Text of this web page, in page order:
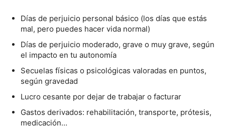
Días de perjuicio personal básico (los días que estás
mal, pero puedes hacer vida normal)
Días de perjuicio moderado, grave o muy grave, según
el impacto en tu autonomía
Secuelas físicas o psicológicas valoradas en puntos,
según gravedad
Lucro cesante por dejar de trabajar o facturar
Gastos derivados: rehabilitación, transporte, prótesis,
medicación…